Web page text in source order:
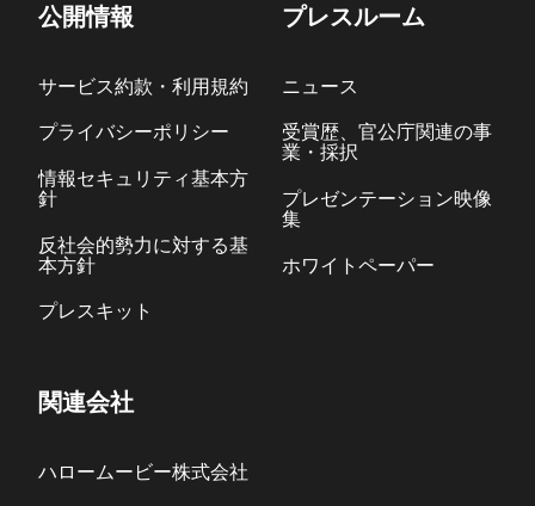
公開情報
サービス約款・利用規約
プライバシーポリシー
情報セキュリティ基本方
針
反社会的勢力に対する基
本方針
プレスキット
プレスルーム
ニュース
受賞歴、官公庁関連の事
業・採択
プレゼンテーション映像
集
ホワイトペーパー
関連会社
ハロームービー株式会社